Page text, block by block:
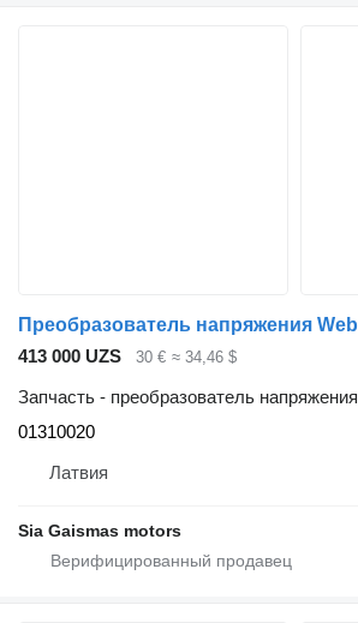
413 000 UZS 30 € ≈ 34,46 $
Запчасть - преобразователь напряжения
01310020
Латвия
Sia Gaismas motors